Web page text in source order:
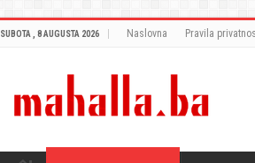
SUBOTA , 8 AUGUSTA 2026 Naslovna Pravila